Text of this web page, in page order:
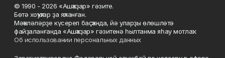
© 1990 - 2026 «Ашҡаҙар» гәзите.
Бөтә хоҡуҡтар ҙа яҡланған.
Мәҡәләләрҙе күсереп баҫҡанда, йә уларҙы өлөшләтә
файҙаланғанда «Ашҡаҙар» гәзитенә һылтанма яһау мотлаҡ.
Об использовании персональных данных